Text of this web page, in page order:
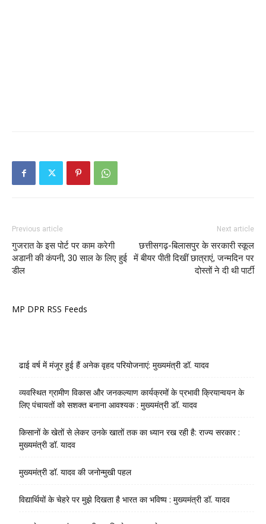
Previous article
गुजरात के इस पोर्ट पर काम करेगी
अडानी की कंपनी, 30 साल के लिए हुई
डील
Next article
छत्तीसगढ़-बिलासपुर के सरकारी स्कूल
में बीयर पीती दिखीं छात्राएं, जन्मदिन पर
दोस्तों ने दी थी पार्टी
MP DPR RSS Feeds
ढाई वर्ष में मंजूर हुई हैं अनेक वृहद परियोजनाएं: मुख्यमंत्री डॉ. यादव
व्यवस्थित ग्रामीण विकास और जनकल्याण कार्यक्रमों के प्रभावी क्रियान्वयन के
लिए पंचायतों को सशक्त बनाना आवश्यक : मुख्यमंत्री डॉ. यादव
किसानों के खेतों से लेकर उनके खातों तक का ध्यान रख रही है: राज्य सरकार :
मुख्यमंत्री डॉ. यादव
मुख्यमंत्री डॉ. यादव की जनोन्मुखी पहल
विद्यार्थियों के चेहरे पर मुझे दिखता है भारत का भविष्य : मुख्यमंत्री डॉ. यादव